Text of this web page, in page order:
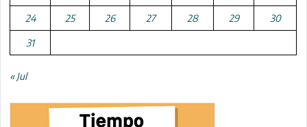
24 25 26 27 28 29 30
31
« Jul